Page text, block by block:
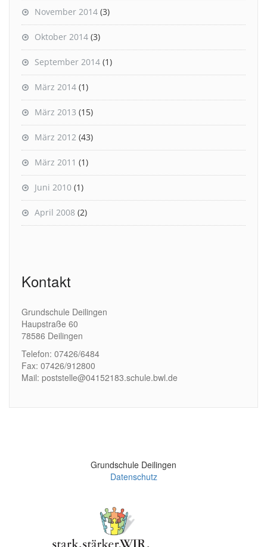
November 2014 (3)
Oktober 2014 (3)
September 2014 (1)
März 2014 (1)
März 2013 (15)
März 2012 (43)
März 2011 (1)
Juni 2010 (1)
April 2008 (2)
Kontakt
Grundschule Deilingen
Haupstraße 60
78586 Deilingen
Telefon: 07426/6484
Fax: 07426/912800
Mail: poststelle@04152183.schule.bwl.de
Grundschule Deilingen
Datenschutz